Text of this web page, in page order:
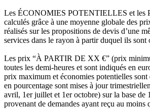
Les ÉCONOMIES POTENTIELLES et les
calculés grâce à une moyenne globale des
réalisés sur les propositions de devis d’une
services dans le rayon à partir duquel ils sont
Les prix “À PARTIR DE XX €” (prix
toutes les demi-heures et sont indiqués en
prix maximum et économies potentielles sont
en pourcentage sont mises à jour
avril, 1er juillet et 1er octobre) sur la base de
provenant de demandes ayant reçu au moins